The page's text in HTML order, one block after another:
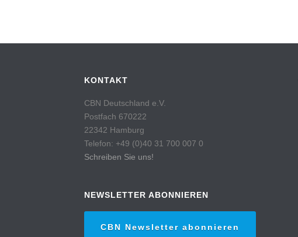
KONTAKT
CBN Deutschland e.V.
Postfach 670222
22342 Hamburg
Telefon: +49 (0)40 31 700 007 0
Schreiben Sie uns!
NEWSLETTER ABONNIEREN
CBN Newsletter abonnieren